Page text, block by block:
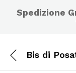
Spedizione